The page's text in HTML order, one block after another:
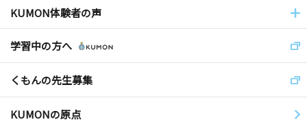
KUMON体験者の声
学習中の方へ
くもんの先生募集
KUMONの原点